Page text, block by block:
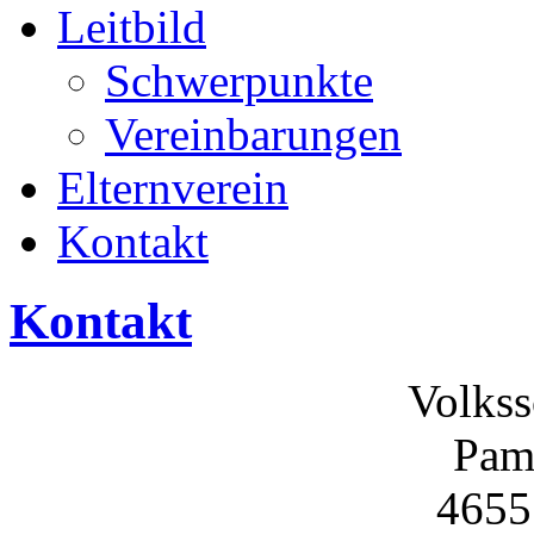
Leitbild
Schwerpunkte
Vereinbarungen
Elternverein
Kontakt
Kontakt